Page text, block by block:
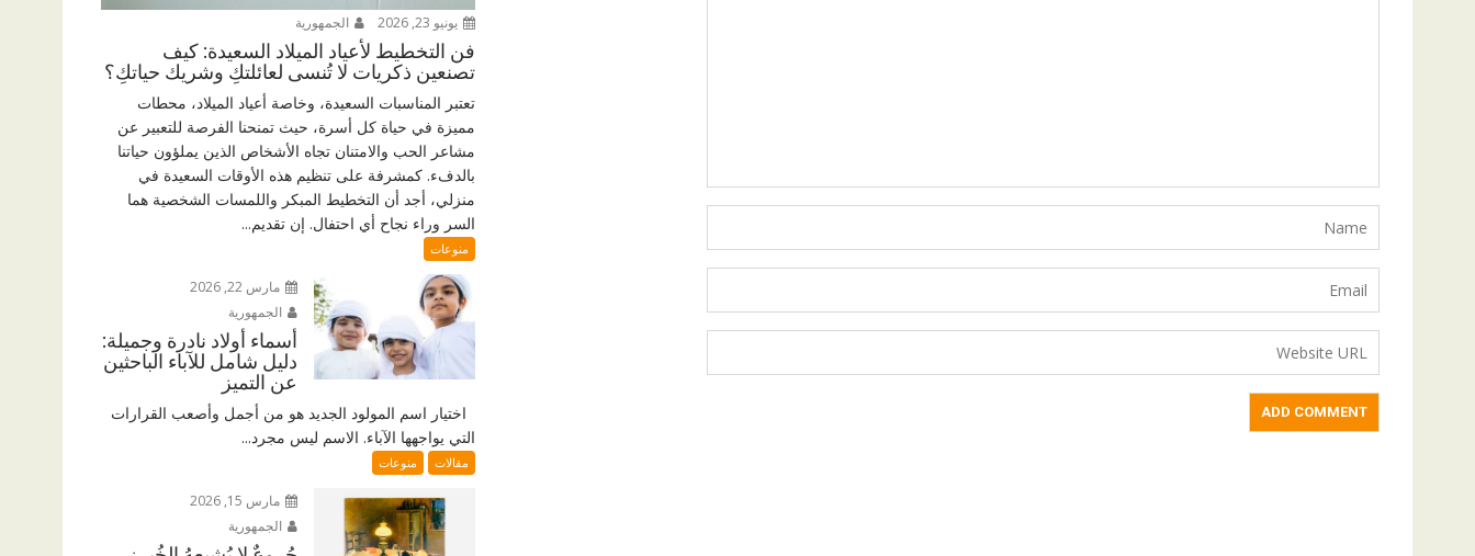
يونيو 23, 2026 الجمهورية
فن التخطيط لأعياد الميلاد السعيدة: كيف
تصنعين ذكريات لا تُنسى لعائلتكِ وشريك حياتكِ؟
تعتبر المناسبات السعيدة، وخاصة أعياد الميلاد، محطات
مميزة في حياة كل أسرة، حيث تمنحنا الفرصة للتعبير عن
مشاعر الحب والامتنان تجاه الأشخاص الذين يملؤون حياتنا
بالدفء. كمشرفة على تنظيم هذه الأوقات السعيدة في
منزلي، أجد أن التخطيط المبكر واللمسات الشخصية هما
السر وراء نجاح أي احتفال. إن تقديم...
منوعات
مارس 22, 2026
الجمهورية
أسماء أولاد نادرة وجميلة:
دليل شامل للآباء الباحثين
عن التميز
اختيار اسم المولود الجديد هو من أجمل وأصعب القرارات
التي يواجهها الآباء. الاسم ليس مجرد...
مقالات منوعات
مارس 15, 2026
الجمهورية